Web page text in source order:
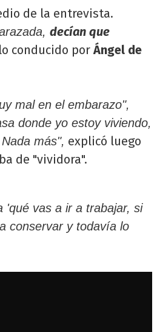
de la entrevista.
decían que
conducido porÁngel de
mal en el embarazo",
donde yo estoy viviendo,
más", explicó luego
de "vividora".
'qué vas a ir a trabajar, si
conservar y todavía lo